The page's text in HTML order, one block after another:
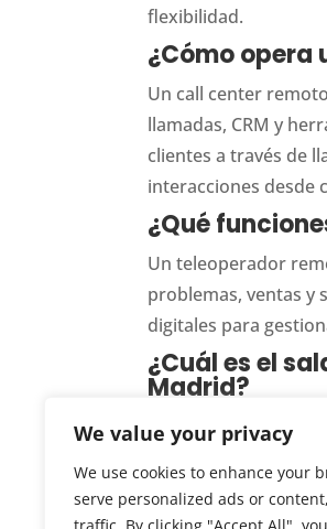
We value your privacy
We use cookies to enhance your
serve personalized ads or
flexibilidad.
¿Cómo opera
Un call center
llamadas, CRM y
clientes a través de
interacciones desde
¿Qué
Un teleoperador
problemas, ventas y
digitales para
¿Cuál es el
Madrid?
El salario de un
experiencia y la
algunos call